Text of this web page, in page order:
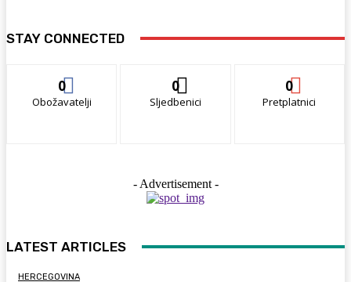
STAY CONNECTED
0
Obožavatelji
0
Sljedbenici
0
Pretplatnici
- Advertisement -
LATEST ARTICLES
HERCEGOVINA